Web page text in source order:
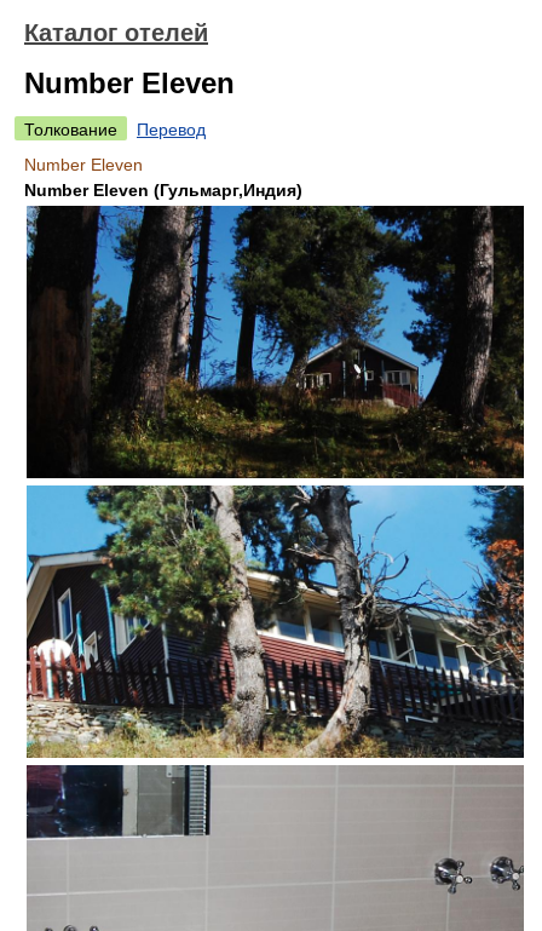
Каталог отелей
Number Eleven
Толкование
Перевод
Number Eleven
Number Eleven (Гульмарг,Индия)